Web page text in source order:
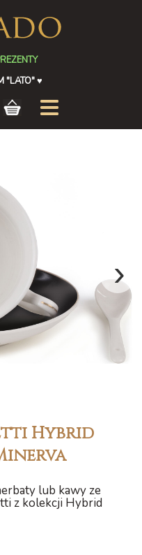
"LATO"♥
›
Hybrid
lub kawy ze
z kolekcji Hybrid